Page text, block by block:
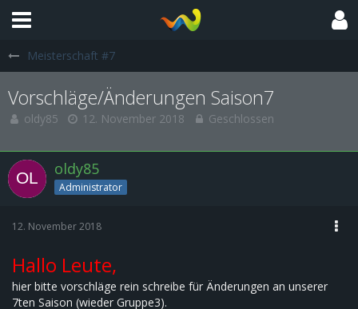
Meisterschaft #7
Vorschläge/Änderungen Saison7
oldy85 12. November 2018 Geschlossen
oldy85
Administrator
12. November 2018
Hallo Leute,
hier bitte vorschläge rein schreibe für Änderungen an unserer
7ten Saison (wieder Gruppe3).